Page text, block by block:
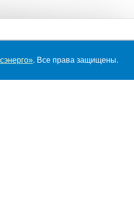
. Все права защищены.